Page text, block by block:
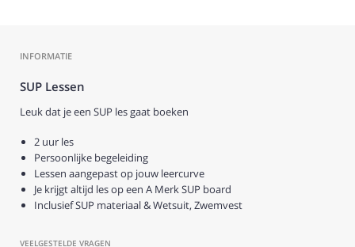
INFORMATIE
SUP Lessen
Leuk dat je een SUP les gaat boeken
2 uur les
Persoonlijke begeleiding
Lessen aangepast op jouw leercurve
Je krijgt altijd les op een A Merk SUP board
Inclusief SUP materiaal & Wetsuit, Zwemvest
VEELGESTELDE VRAGEN